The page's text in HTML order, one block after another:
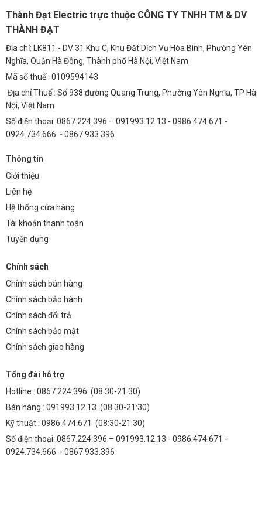
4. Hướng Dẫn Lắp Đặt và Bảo Trì
nhiên, cần tuân thủ các hướng dẫn của nhà sản xuất để đảm bảo an
toàn và hiệu quả. Bảo trì định kỳ giúp kéo dài tuổi thọ và duy trì hiệu
suất tối ưu của chip.
5. Các Câu Hỏi Thường Gặp (FAQs)
1. Chip Philips CertaFlux SLM C 850 có những màu
sắc ánh sáng nào?
Chip này thường có ánh sáng vàng ấm (850K), phù hợp với nhiều ứng
dụng chiếu sáng khác nhau. Tuy nhiên, có thể có các tùy chọn khác
2. Chip Philips CertaFlux SLM C 850 có cần tản nhiệt
không?
Có, việc tản nhiệt là rất quan trọng để đảm bảo chip hoạt động ổn
kế với bộ tản nhiệt hiệu quả cao.
3. Tôi có thể mua chip Philips CertaFlux SLM C 850
ở đâu?
Bạn có thể mua chip Philips CertaFlux SLM C 850 tại **
với các loại driver LED khác nhau không?
Chip này tương thích với nhiều loại driver LED khác nhau, tuy nhiên,
để đảm bảo hiệu suất tối ưu, nên sử dụng driver LED được khuyến
nghị bởi Philips.
5. Làm thế nào để kiểm tra chất lượng của chip
Thành Đạt Electric trực thuộc CÔNG TY TNHH TM & DV
THÀNH ĐẠT
Địa chỉ: LK811 - DV 31 Khu C, Khu Đất Dịch Vụ Hòa Bình, Phường Yên
Nghĩa, Quận Hà Đông, Thành phố Hà Nội, Việt Nam
Mã số thuế : 0109594143
Địa chỉ Thuế : Số 938 đường Quang Trung, Phường Yên Nghĩa, TP Hà
Nội, Việt Nam
Số điện thoại: 0867.224.396 – 091993.12.13 - 0986.474.671 -
0924.734.666 - 0867.933.396
Thông tin
Giới thiệu
Liên hệ
Hệ thống cửa hàng
Tài khoản thanh toán
Tuyển dụng
Chính sách
Chính sách bán hàng
Chính sách bảo hành
Chính sách đổi trả
Chính sách bảo mật
Chính sách giao hàng
Tổng đài hỗ trợ
Hotline : 0867.224.396 (08:30-21:30)
Bán hàng : 091993.12.13 (08:30-21:30)
Kỹ thuật : 0986.474.671 (08:30-21:30)
Số điện thoại: 0867.224.396 – 091993.12.13 - 0986.474.671 -
0924.734.666 - 0867.933.396